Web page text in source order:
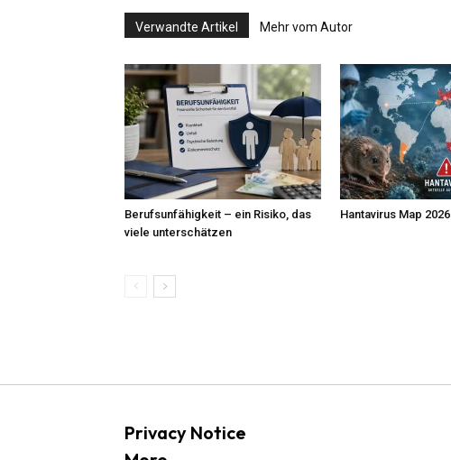
Verwandte Artikel Mehr vom Autor
Berufsunfähigkeit – ein Risiko, das
viele unterschätzen
Hantavirus Map 2026
Privacy Notice